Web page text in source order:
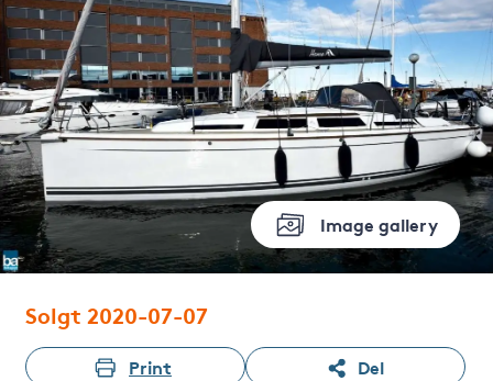
Image gallery
Solgt 2020-07-07
Print Del